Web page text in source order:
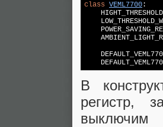
class VEML7700:
В
регистр,
выключим